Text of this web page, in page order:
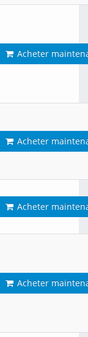
Acheter
Acheter
Acheter
Acheter